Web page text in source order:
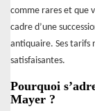
comme rares et que
cadre d’une
antiquaire. Ses tarifs
satisfaisantes.
Pourquoi
Mayer ?